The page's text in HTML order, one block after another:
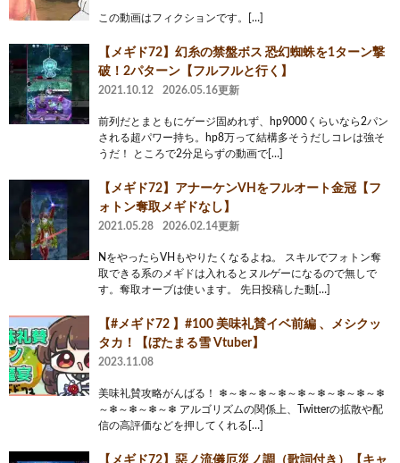
この動画はフィクションです。[…]
【メギド72】幻糸の禁盤ボス 恐幻蜘蛛を1ターン撃
破！2パターン【フルフルと行く】
2021.10.12 2026.05.16更新
前列だとまともにゲージ固めれず、hp9000くらいなら2パン
される超パワー持ち。hp8万って結構多そうだしコレは強そ
うだ！ ところで2分足らずの動画で[…]
【メギド72】アナーケンVHをフルオート金冠【フ
ォトン奪取メギドなし】
2021.05.28 2026.02.14更新
NをやったらVHもやりたくなるよね。 スキルでフォトン奪
取できる系のメギドは入れるとヌルゲーになるので無しで
す。奪取オーブは使います。 先日投稿した動[…]
【#メギド72 】#100 美味礼賛イベ前編 、メシクッ
タカ！【ぼたまる雪 Vtuber】
2023.11.08
美味礼賛攻略がんばる！ ❄～❄～❄～❄～❄～❄～❄～❄～❄
～❄～❄～❄～❄ アルゴリズムの関係上、Twitterの拡散や配
信の高評価などを押してくれる[…]
【メギド72】惡ノ流儀厄災ノ調（歌詞付き）【キャ